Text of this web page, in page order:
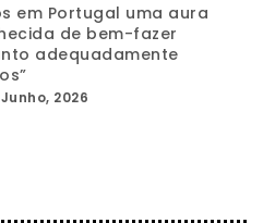
em Portugal uma aura
de bem-fazer
adequadamente
2026